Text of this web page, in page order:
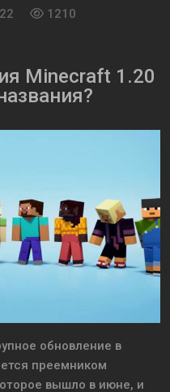
1210
Minecraft 1.20
обновление в
преемником
вышло в июне, и